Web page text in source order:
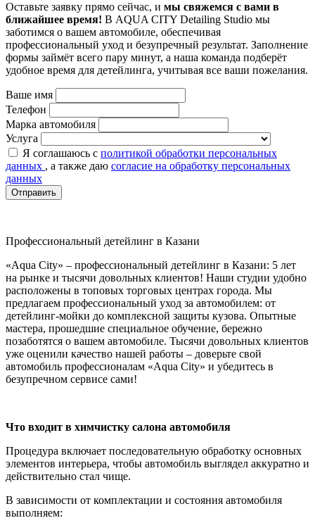
Оставьте заявку прямо сейчас, и мы свяжемся с вами в
ближайшее время! В AQUA CITY Detailing Studio мы
заботимся о вашем автомобиле, обеспечивая
профессиональный уход и безупречный результат. Заполнение
формы займёт всего пару минут, а наша команда подберёт
удобное время для детейлинга, учитывая все ваши пожелания.
Ваше имя
Телефон
Марка автомобиля
Услуга
Я соглашаюсь с политикой обработки персональных
данных , а также даю согласие на обработку персональных
данных
Отправить
Профессиональный детейлинг в Казани
«Aqua City» – профессиональный детейлинг в Казани: 5 лет
на рынке и тысячи довольных клиентов! Наши студии удобно
расположены в топовых торговых центрах города. Мы
предлагаем профессиональный уход за автомобилем: от
детейлинг‑мойки до комплексной защиты кузова. Опытные
мастера, прошедшие специальное обучение, бережно
позаботятся о вашем автомобиле. Тысячи довольных клиентов
уже оценили качество нашей работы – доверьте свой
автомобиль профессионалам «Aqua City» и убедитесь в
безупречном сервисе сами!
Что входит в химчистку салона автомобиля
Процедура включает последовательную обработку основных
элементов интерьера, чтобы автомобиль выглядел аккуратно и
действительно стал чище.
В зависимости от комплектации и состояния автомобиля
выполняем: